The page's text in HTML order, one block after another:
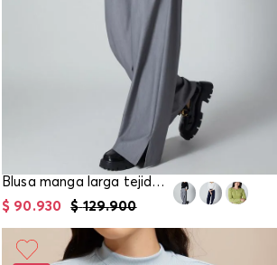
Blusa manga larga tejida para mujer
$ 129.900
$ 90.930